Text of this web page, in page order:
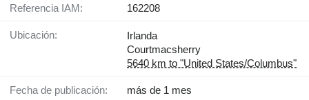
Referencia IAM: 162208
Ubicación:
Irlanda
Courtmacsherry
5640 km to "United States/Columbus"
Fecha de publicación: más de 1 mes